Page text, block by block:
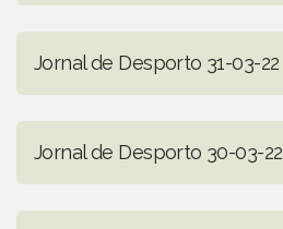
Jornal de Desporto 31-03-22
Jornal de Desporto 30-03-22